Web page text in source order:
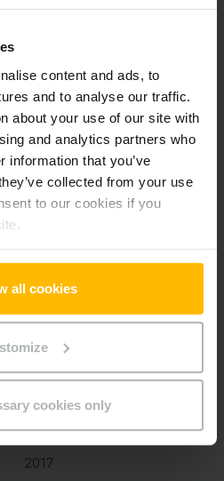
content and ads, to
and to analyse our traffic.
about your use of our site with
and analytics partners who
information that you’ve
collected from your use
to our cookies if you
all cookies
cookies only
ZU DIESEM PRODUKT?
bietet eine umfassende
des Fahrzeugs.
2017